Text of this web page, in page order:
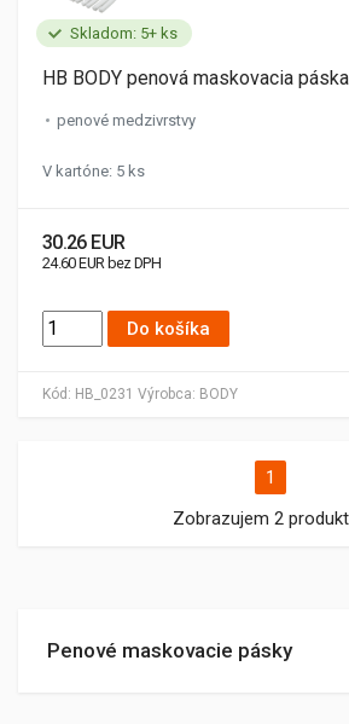
Penové maskovacie pásky
Skladom: 5+ ks
Kód: HB_0231 Výrobca: BODY
HB BODY penová maskovacia
penové medzivrstvy
V kartóne: 5 ks
30.26 EUR
24.60 EUR bez DPH
Do košíka
1
Zobrazujem 2